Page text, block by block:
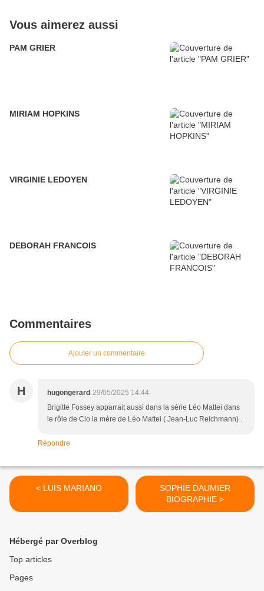
Vous aimerez aussi
PAM GRIER
MIRIAM HOPKINS
VIRGINIE LEDOYEN
DEBORAH FRANCOIS
Commentaires
Ajouter un commentaire
H hugongerard 29/05/2025 14:44
Brigitte Fossey apparrait aussi dans la série Léo Mattei dans
le rôle de Clo la mère de Léo Mattei ( Jean-Luc Reichmann) .
Répondre
< LUIS MARIANO
SOPHIE DAUMIER
BIOGRAPHIE >
Hébergé par Overblog
Top articles
Pages